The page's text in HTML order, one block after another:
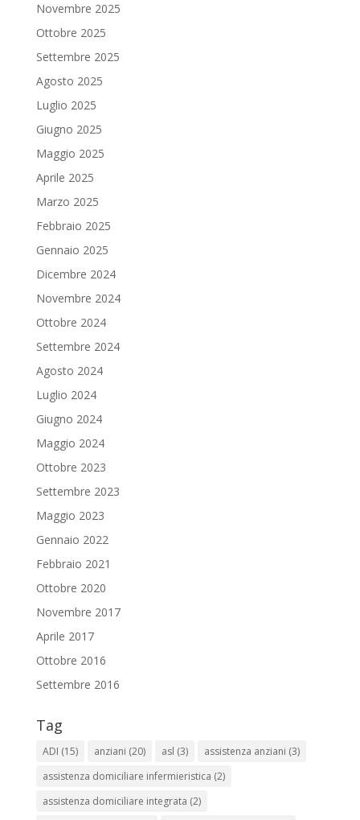
Novembre 2025
Ottobre 2025
Settembre 2025
Agosto 2025
Luglio 2025
Giugno 2025
Maggio 2025
Aprile 2025
Marzo 2025
Febbraio 2025
Gennaio 2025
Dicembre 2024
Novembre 2024
Ottobre 2024
Settembre 2024
Agosto 2024
Luglio 2024
Giugno 2024
Maggio 2024
Ottobre 2023
Settembre 2023
Maggio 2023
Gennaio 2022
Febbraio 2021
Ottobre 2020
Novembre 2017
Aprile 2017
Ottobre 2016
Settembre 2016
Tag
ADI (15) anziani (20) asl (3) assistenza anziani (3)
assistenza domiciliare infermieristica (2)
assistenza domiciliare integrata (2)